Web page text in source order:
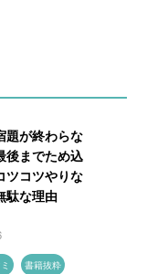
題が終わらな
後までため込
ツコツやりな
駄な理由
書籍抜粋